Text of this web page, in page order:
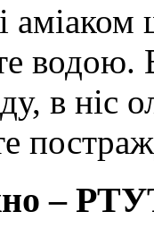
аміаком
водою.
в ніс
–